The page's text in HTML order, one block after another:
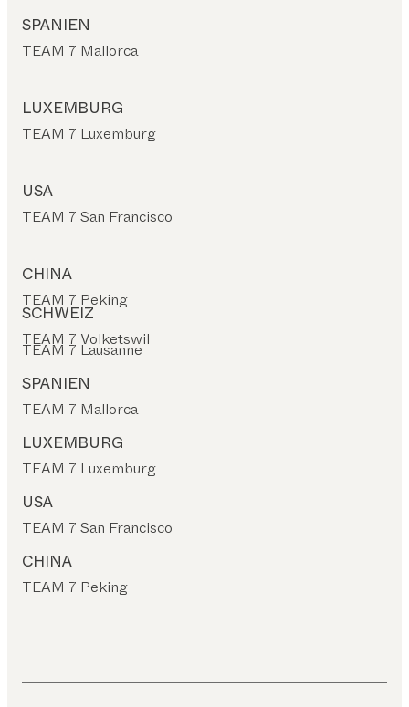
SPANIEN
TEAM 7 Mallorca
LUXEMBURG
TEAM 7 Luxemburg
USA
TEAM 7 San Francisco
CHINA
TEAM 7 Peking
SCHWEIZ
TEAM 7 Volketswil
TEAM 7 Lausanne
SPANIEN
TEAM 7 Mallorca
LUXEMBURG
TEAM 7 Luxemburg
USA
TEAM 7 San Francisco
CHINA
TEAM 7 Peking